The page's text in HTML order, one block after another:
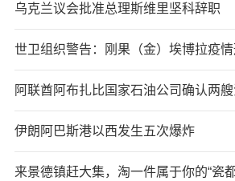
乌克兰议会批准总理斯维里坚科辞职
世卫组织警告：刚果（金）埃博拉疫
阿联酋阿布扎比国家石油公司确认两
伊朗阿巴斯港以西发生五次爆炸
来景德镇赶大集，淘一件属于你的“瓷